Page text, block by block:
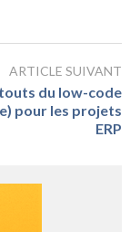
ARTICLE SUIVANT
du low-code
pour les projets
ERP